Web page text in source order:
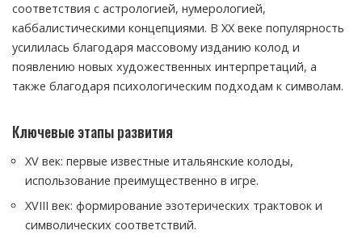
соответствия с астрологией, нумерологией,
каббалистическими концепциями. В XX веке популярность
усилилась благодаря массовому изданию колод и
появлению новых художественных интерпретаций, а
также благодаря психологическим подходам к символам.
Ключевые этапы развития
XV век: первые известные итальянские колоды,
использование преимущественно в игре.
XVIII век: формирование эзотерических трактовок и
символических соответствий.